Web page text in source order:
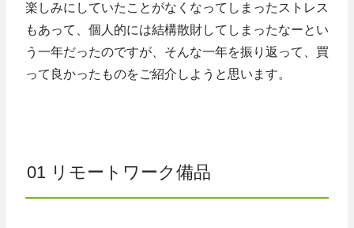
楽しみにしていたことがなくなってしまったストレス
もあって、個人的には結構散財してしまったなーとい
う一年だったのですが、そんな一年を振り返って、買
って良かったものをご紹介しようと思います。
01 リモートワーク備品